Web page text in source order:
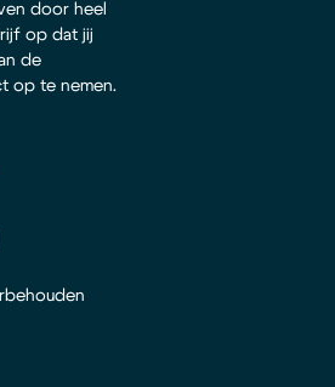
door heel
op dat jij
de
op te nemen.